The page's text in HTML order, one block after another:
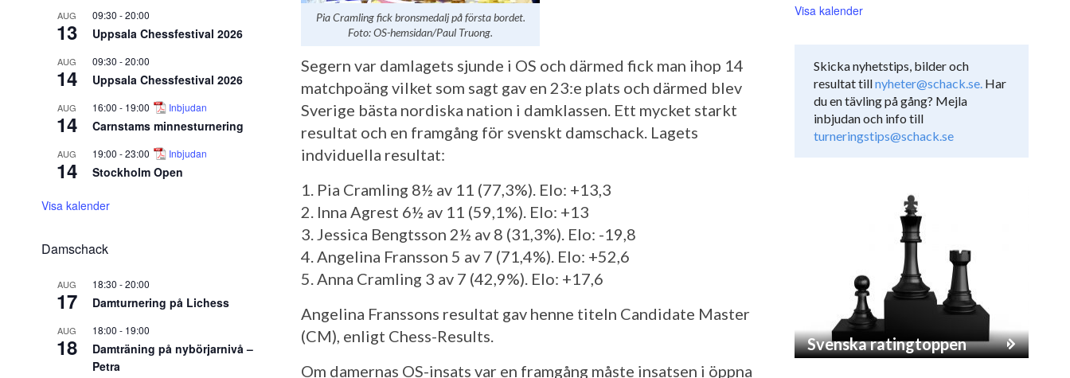
AUG
13
09:30 -20:00
Uppsala Chessfestival 2026
AUG
14
09:30 -20:00
Uppsala Chessfestival 2026
AUG
14
16:00 - 19:00 Inbjudan
Carnstams minnesturnering
AUG
14
19:00 -23:00 Inbjudan
Stockholm Open
Visa kalender
Damschack
AUG
17
18:30 -20:00
Damturnering på Lichess
AUG
18
18:00 - 19:00
Damträning på nybörjarnivå –
Petra
Pia Cramling fick bronsmedalj på första bordet.
Foto: OS-hemsidan/Paul Truong.
Segern var damlagets sjunde i OS och därmed fick man ihop 14
matchpoäng vilket som sagt gav en 23:e plats och därmed blev
Sverige bästa nordiska nation i damklassen. Ett mycket starkt
resultat och en framgång för svenskt damschack. Lagets
indviduella resultat:
1. Pia Cramling 8½ av 11 (77,3%). Elo: +13,3
2. Inna Agrest 6½ av 11 (59,1%). Elo: +13
3. Jessica Bengtsson 2½ av 8 (31,3%). Elo: -19,8
4. Angelina Fransson 5 av 7 (71,4%). Elo: +52,6
5. Anna Cramling 3 av 7 (42,9%). Elo: +17,6
Angelina Franssons resultat gav henne titeln Candidate Master
(CM), enligt Chess-Results.
Om damernas OS-insats var en framgång måste insatsen i öppna
Visa kalender
Skicka nyhetstips, bilder och
resultat tillnyheter@schack.se. Har
du en tävling på gång? Mejla
inbjudan och info till
turneringstips@schack.se
Svenska ratingtoppen